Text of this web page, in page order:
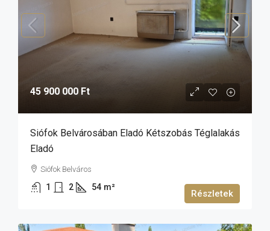
45 900 000 Ft
Siófok Belvárosában Eladó Kétszobás Téglalakás
Eladó
Siófok Belváros
1 2 54 m²
Részletek